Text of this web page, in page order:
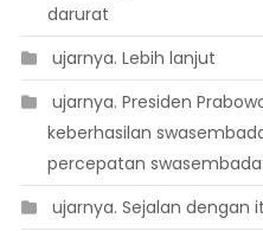
darurat
 ujarnya. Lebih lanjut
 ujarnya. Presiden
keberhasilan
percepatan
 ujarnya. Sejalan dengan